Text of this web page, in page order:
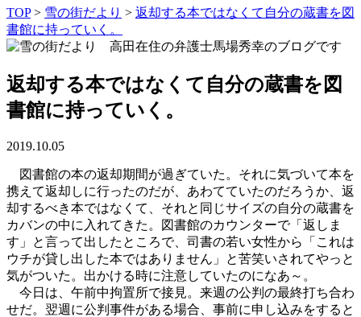
TOP> 雪の街だより > 返却する本ではなくて自分の蔵書を図
書館に持っていく。
返却する本ではなくて自分の蔵書を図
書館に持っていく。
2019.10.05
図書館の本の返却期間が過ぎていた。それに気づいて本を
携えて返却しに行ったのだが、あわてていたのだろうか、返
却するべき本ではなくて、それと同じサイズの自分の蔵書を
カバンの中に入れてきた。図書館のカウンターで「返しま
す」と言って出したところで、司書の若い女性から「これは
ウチが貸し出した本ではありません」と苦笑いされてやっと
気がついた。出かける時に注意していたのになあ～。
今日は、午前中拘置所で接見。来週の公判の最終打ち合わ
せだ。翌週に公判事件がある場合、事前に申し込みをすると